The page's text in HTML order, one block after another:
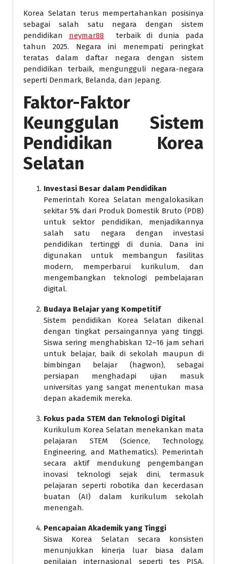
Korea Selatan terus mempertahankan posisinya
sebagai salah satu negara dengan sistem
pendidikan neymar88 terbaik di dunia pada
tahun 2025. Negara ini menempati peringkat
teratas dalam daftar negara dengan sistem
pendidikan terbaik, mengungguli negara-negara
seperti Denmark, Belanda, dan Jepang.
Faktor-Faktor
Keunggulan Sistem
Pendidikan Korea
Selatan
Investasi Besar dalam Pendidikan
Pemerintah Korea Selatan mengalokasikan
sekitar 5% dari Produk Domestik Bruto (PDB)
untuk sektor pendidikan, menjadikannya
salah satu negara dengan investasi
pendidikan tertinggi di dunia. Dana ini
digunakan untuk membangun fasilitas
modern, memperbarui kurikulum, dan
mengembangkan teknologi pembelajaran
digital.
Budaya Belajar yang Kompetitif
Sistem pendidikan Korea Selatan dikenal
dengan tingkat persaingannya yang tinggi.
Siswa sering menghabiskan 12–16 jam sehari
untuk belajar, baik di sekolah maupun di
bimbingan belajar (hagwon), sebagai
persiapan menghadapi ujian masuk
universitas yang sangat menentukan masa
depan akademik mereka.
Fokus pada STEM dan Teknologi Digital
Kurikulum Korea Selatan menekankan mata
pelajaran STEM (Science, Technology,
Engineering, and Mathematics). Pemerintah
secara aktif mendukung pengembangan
inovasi teknologi sejak dini, termasuk
pelajaran seperti robotika dan kecerdasan
buatan (AI) dalam kurikulum sekolah
menengah.
Pencapaian Akademik yang Tinggi
Siswa Korea Selatan secara konsisten
menunjukkan kinerja luar biasa dalam
penilaian internasional seperti tes PISA.